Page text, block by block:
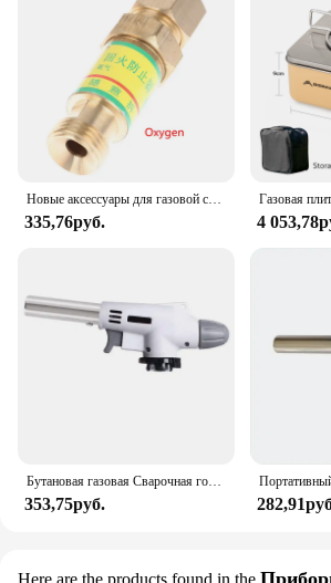
335,76руб. 4
353,75руб.
Here are the products found in the